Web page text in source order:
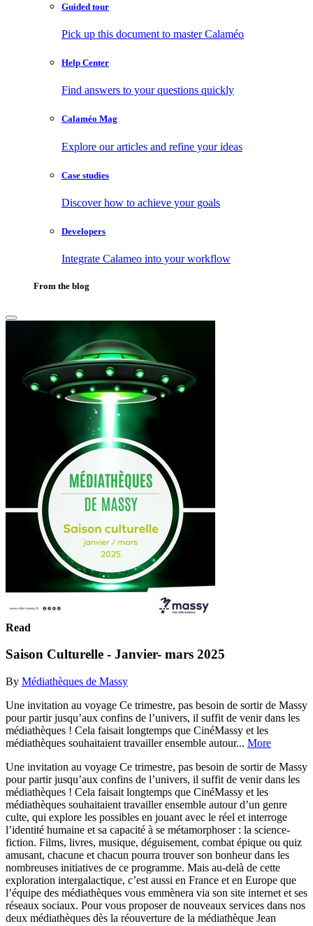
Guided tour
Pick up this document to master Calaméo
Help Center
Find answers to your questions quickly
Calaméo Mag
Explore our articles and refine your ideas
Case studies
Discover how to achieve your goals
Developers
Integrate Calameo into your workflow
From the blog
Read
Saison Culturelle - Janvier- mars 2025
By Médiathèques de Massy
Une invitation au voyage Ce trimestre, pas besoin de sortir de Massy
pour partir jusqu’aux confins de l’univers, il suffit de venir dans les
médiathèques ! Cela faisait longtemps que CinéMassy et les
médiathèques souhaitaient travailler ensemble autour... More
Une invitation au voyage Ce trimestre, pas besoin de sortir de Massy
pour partir jusqu’aux confins de l’univers, il suffit de venir dans les
médiathèques ! Cela faisait longtemps que CinéMassy et les
médiathèques souhaitaient travailler ensemble autour d’un genre
culte, qui explore les possibles en jouant avec le réel et interroge
l’identité humaine et sa capacité à se métamorphoser : la science-
fiction. Films, livres, musique, déguisement, combat épique ou quiz
amusant, chacune et chacun pourra trouver son bonheur dans les
nombreuses initiatives de ce programme. Mais au-delà de cette
exploration intergalactique, c’est aussi en France et en Europe que
l’équipe des médiathèques vous emmènera via son site internet et ses
réseaux sociaux. Pour vous proposer de nouveaux services dans nos
deux médiathèques dès la réouverture de la médiathèque Jean